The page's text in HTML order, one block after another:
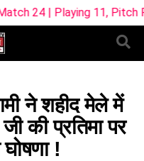
11, Pitch Report & Fantasy
ने शहीद मेले में
की प्रतिमा पर
!